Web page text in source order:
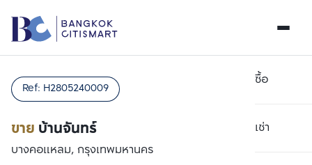
ซื้อ
เช่า
ขาย บ้านจันทร์
Ref: H2805240009
บางคอแหลม, กรุงเทพมหานคร